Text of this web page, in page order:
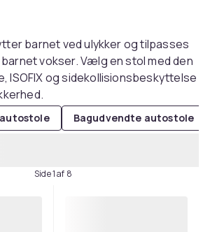
barnet ved ulykker og tilpasses
vokser. Vælg en stol med den
og sidekollisionsbeskyttelse
Bagudvendte autostole
Side 1 af 8